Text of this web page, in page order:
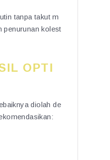
tanpa takut m
penurunan kolest
OPTI
diolah de